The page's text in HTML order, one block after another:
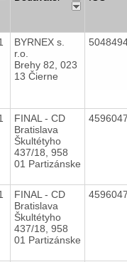
BYRNEX s.
r.o.
Brehy 82, 023
13 Čierne
FINAL - CD
Bratislava
Škultétyho
437/18, 958
01 Partizánske
FINAL - CD
Bratislava
Škultétyho
437/18, 958
01 Partizánske